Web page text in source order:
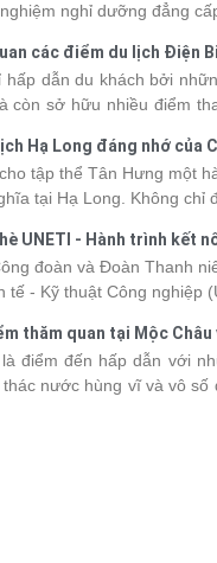
nghỉ dưỡng đẳng
và dịch vụ khác nhau,
khi lựa chọn. Bài viết dưới
du thuyền Hạ Long mới
bạn dễ dàng so sánh và
hợp với nhu cầu cũng như
các điểm du lịch Điện
hấp dẫn du khách bởi
còn sở hữu nhiều điểm
phá vùng đất này, việc
bạn chủ động hơn trong
Travel tham khảo
du lịch Điện Biênmới
Hạ Long đáng nhớ của
tập thể Tân Hưng một
tại Hạ Long. Không chỉ
gắn kết, sẻ chia và lưu giữ
Hãy cùng nhìn lại chuyến
những trải nghiệm khó
UNETI - Hành trình kết
đoàn và Đoàn Thanh
tế - Kỹ thuật Công nghiệp
chỉ là dịp nâng cao
công tác, chương trình
giao lưu sôi nổi, góp phần
thăm quan tại Mộc Châu
điểm đến hấp dẫn với
nước hùng vĩ và vô số